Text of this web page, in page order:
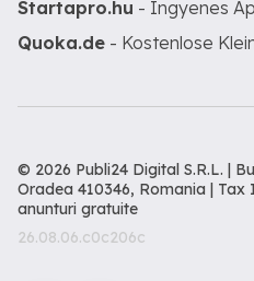
Startapro.hu - Ingyenes
Quoka.de - Kostenlose
© 2026 Publi24 Digital S.R.L. |
Oradea 410346, Romania | Tax
anunturi gratuite
26.08.06.c0c206c